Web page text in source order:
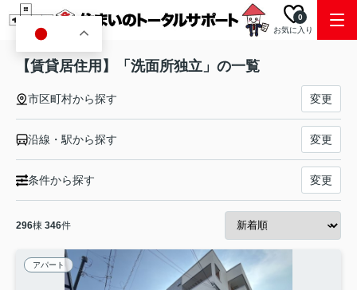
お気に入り
0
【賃貸居住用】「洗面所独立」の一覧
市区町村から探す 変更
沿線・駅から探す 変更
条件から探す 変更
296棟 346件
アパート